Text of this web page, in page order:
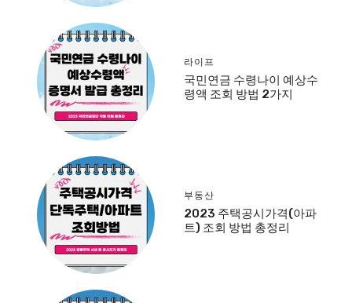
라이프
국민연금 수령나이 예상수
령액 조회 방법 2가지
부동산
2023 주택공시가격(아파
트) 조회 방법 총정리